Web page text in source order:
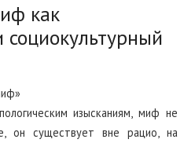
как
изысканиям, миф не
он существует вне рацио, на